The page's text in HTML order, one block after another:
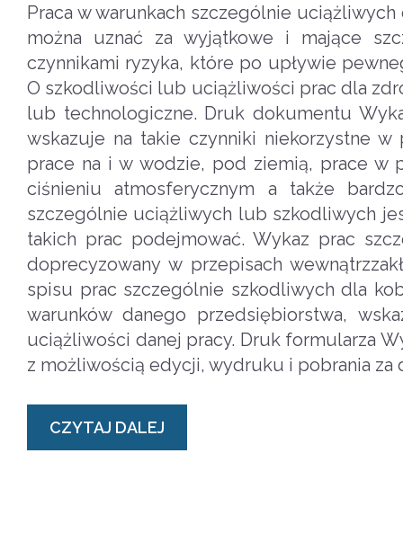
Praca w warunkach szczególnie
można uznać za wyjątkowe i mające
czynnikami ryzyka, które po upływie
O szkodliwości lub uciążliwości prac dla
lub technologiczne. Druk dokumentu
wskazuje na takie czynniki niekorzystne
prace na i w wodzie, pod ziemią, prace w
ciśnieniu atmosferycznym a także
szczególnie uciążliwych lub szkodliwych
takich prac podejmować. Wykaz prac
doprecyzowany w przepisach
spisu prac szczególnie szkodliwych dla
warunków danego przedsiębiorstwa,
uciążliwości danej pracy. Druk formularza
z możliwością edycji, wydruku i pobrania za
CZYTAJ DALEJ